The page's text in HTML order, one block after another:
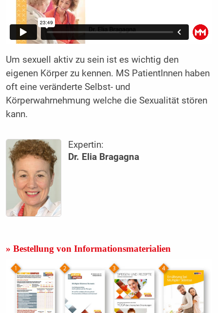
Um sexuell aktiv zu sein ist es wichtig den
eigenen Körper zu kennen. MS PatientInnen haben
oft eine veränderte Selbst- und
Körperwahrnehmung welche die Sexualität stören
kann.
Expertin:
Dr. Elia Bragagna
» Bestellung von Informationsmaterialien